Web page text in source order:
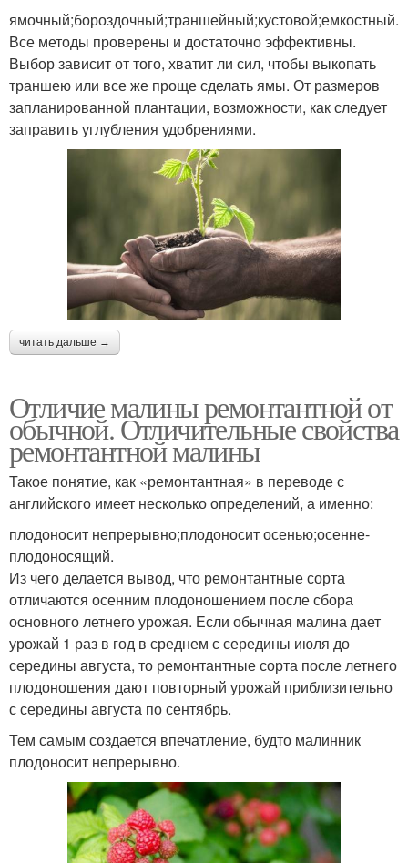
ямочный;бороздочный;траншейный;кустовой;емкостный.
Все методы проверены и достаточно эффективны.
Выбор зависит от того, хватит ли сил, чтобы выкопать
траншею или все же проще сделать ямы. От размеров
запланированной плантации, возможности, как следует
заправить углубления удобрениями.
читать дальше →
Отличие малины ремонтантной от
обычной. Отличительные свойства
ремонтантной малины
Такое понятие, как «ремонтантная» в переводе с
английского имеет несколько определений, а именно:
плодоносит непрерывно;плодоносит осенью;осенне-
плодоносящий.
Из чего делается вывод, что ремонтантные сорта
отличаются осенним плодоношением после сбора
основного летнего урожая. Если обычная малина дает
урожай 1 раз в год в среднем с середины июля до
середины августа, то ремонтантные сорта после летнего
плодоношения дают повторный урожай приблизительно
с середины августа по сентябрь.
Тем самым создается впечатление, будто малинник
плодоносит непрерывно.